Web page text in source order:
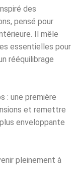
des
pensé pour
Il mêle
essentielles pour
rééquilibrage
: une première
et remettre
enveloppante
pleinement à